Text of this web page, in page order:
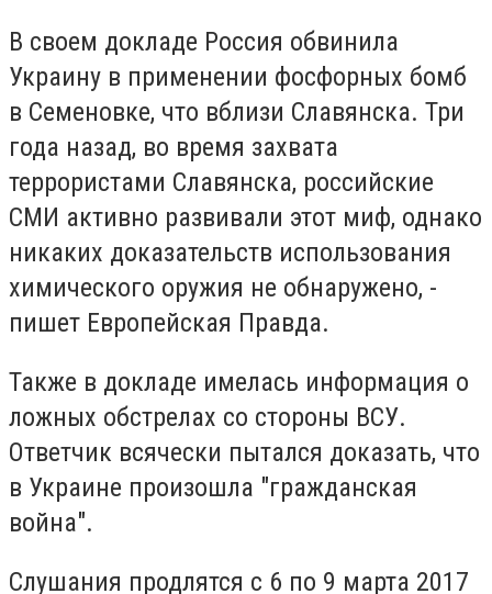
В своем докладе Россия обвинила
Украину в применении фосфорных бомб
в Семеновке, что вблизи Славянска. Три
года назад, во время захвата
террористами Славянска, российские
СМИ активно развивали этот миф, однако
никаких доказательств использования
химического оружия не обнаружено, -
пишет Европейская Правда.
Также в докладе имелась информация о
ложных обстрелах со стороны ВСУ.
Ответчик всячески пытался доказать, что
в Украине произошла "гражданская
война".
Слушания продлятся с 6 по 9 марта 2017